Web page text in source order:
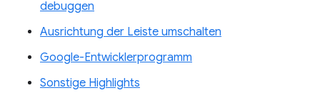
debuggen
Ausrichtung der Leiste umschalten
Google-Entwicklerprogramm
Sonstige Highlights